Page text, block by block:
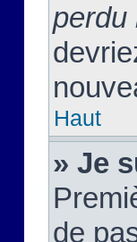
perdu
Haut
» Je
de